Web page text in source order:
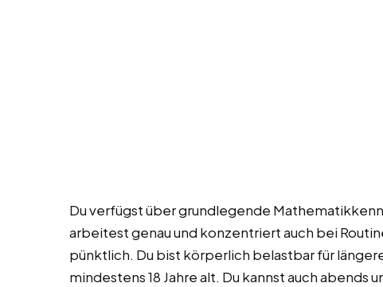
Du verfügst über grundlegende
arbeitest genau und konzentriert auch bei
pünktlich. Du bist körperlich belastbar für
mindestens 18 Jahre alt. Du kannst auch abends